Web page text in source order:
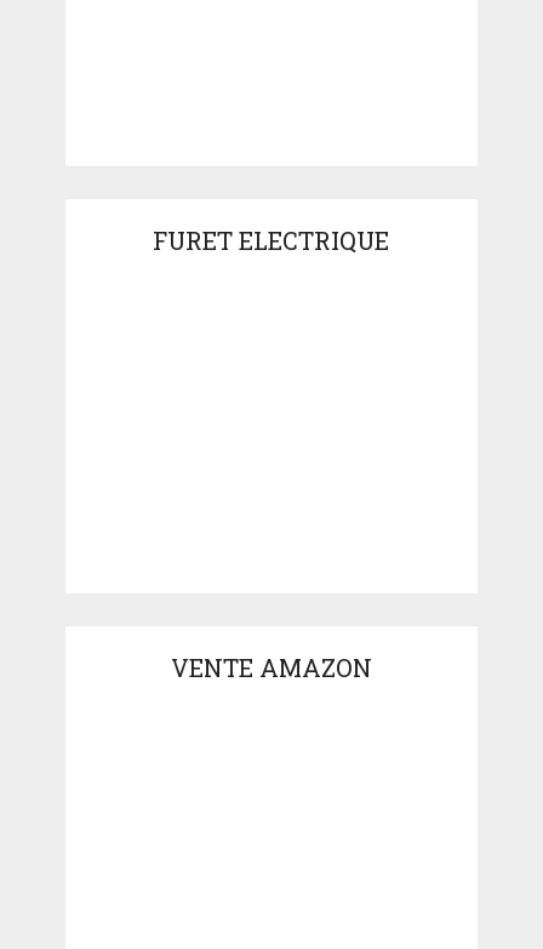
FURET ELECTRIQUE
VENTE AMAZON